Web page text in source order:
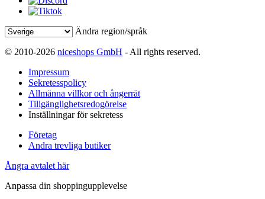
Ändra region/språk
© 2010-2026 niceshops GmbH - All rights reserved.
Impressum
Sekretesspolicy
Allmänna villkor och ångerrät
Tillgänglighetsredogörelse
Inställningar för sekretess
Företag
Andra trevliga butiker
Ångra avtalet här
Anpassa din shoppingupplevelse